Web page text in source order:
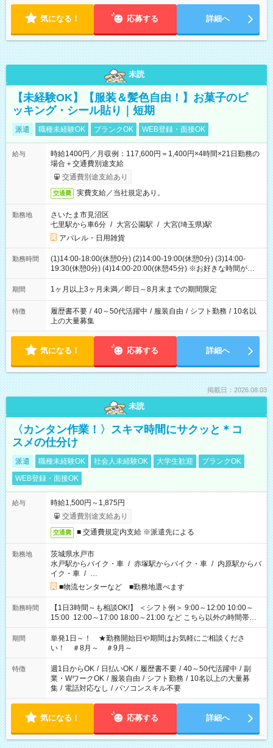
気になる！ 応募する 詳細へ
未読
【未経験OK】【服装＆髪色自由！】お菓子のピ
ッキング・シール貼り｜短期
派遣 職種未経験OK ブランクOK WEB登録・面接OK
給与
時給1400円／月収例：117,600円＝1,400円×4時間×21日勤務の
場合＋交通費別途支給
交通費別途支給あり
交通費 実費支給／当社規定あり。
勤務地
さいたま市見沼区
七里駅から車6分 / 大宮公園駅 / 大宮(埼玉県)駅
アパレル・日用雑貨
勤務時間
(1)14:00-18:00(休憩0分) (2)14:00-19:00(休憩0分) (3)14:00-
19:30(休憩0分) (4)14:00-20:00(休憩45分) ※お好きな時間が選べ
ます
期間 1ヶ月以上3ヶ月未満／即日～8月末までの期間限定
特徴 履歴書不要 / 40～50代活躍中 / 服装自由 / シフト勤務 / 10名以
上の大量募集
気になる！ 応募する 詳細へ
掲載日：2026.08.03
未読
〈カンタン作業！〉スキマ時間にサクッと＊コ
スメの仕分け
派遣 職種未経験OK 社会人未経験OK 大学生歓迎
ブランクOK
WEB登録・面接OK
給与
時給1,500円～1,875円
交通費別途支給あり
交通費 ■ 交通費規定内支給 ※派遣先による
勤務地
茨城県水戸市
水戸駅からバイク・車 / 赤塚駅からバイク・車 / 内原駅からバ
イク・車 / …
■物流センターなど ■勤務地選べます
勤務時間
【1日3時間～も相談OK!】 ＜シフト例＞ 9:00～12:00 10:00～
15:00 12:00～17:00 18:00～21:00 など こちら以外の時間帯も
お気軽にご相談ください！
期間
単発1日～！ ★勤務開始日や期間はお気軽にご相談くださ
い！ ＃8月～ ＃9月～
特徴 週1日からOK / 日払いOK / 履歴書不要 / 40～50代活躍中 / 副
業・WワークOK / 服装自由 / シフト勤務 / 10名以上の大量募
集 / 電話対応なし / パソコンスキル不要
気になる！ 応募する 詳細へ